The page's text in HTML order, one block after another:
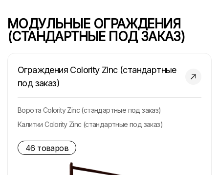
МОДУЛЬНЫЕ ОГРАЖДЕНИЯ
(СТАНДАРТНЫЕ ПОД ЗАКАЗ)
Ограждения Colority Zinc (стандартные
под заказ)
Ворота Colority Zinc (стандартные под заказ)
Калитки Colority Zinc (стандартные под заказ)
46 товаров